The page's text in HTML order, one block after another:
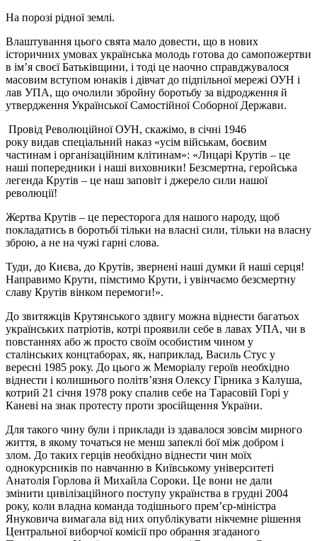
На порозі рідної землі.
Влаштування цього свята мало довести, що в нових
історичних умовах українська молодь готова до самопожертви
в ім’я своєї Батьківщини, і тоді це наочно справджувалося
масовим вступом юнаків і дівчат до підпільної мережі ОУН і
лав УПА, що очолили збройну боротьбу за відродження й
утвердження Української Самостійної Соборної Держави.
Провід Революційної ОУН, скажімо, в січні 1946
року видав спеціальний наказ «усім військам, боєвим
частинам і організаційним клітинам»: «Лицарі Крутів – це
наші попередники і наші виховники! Безсмертна, геройська
легенда Крутів – це наш заповіт і джерело сили нашої
революції!
Жертва Крутів – це пересторога для нашого народу, щоб
покладатись в боротьбі тільки на власні сили, тільки на власну
зброю, а не на чужі гарні слова.
Туди, до Києва, до Крутів, звернені наші думки й наші серця!
Направимо Крути, пімстимо Крути, і увінчаємо безсмертну
славу Крутів вінком перемоги!».
До звитяжців Крутянського здвигу можна віднести багатьох
українських патріотів, котрі проявили себе в лавах УПА, чи в
повстаннях або ж просто своїм особистим чином у
сталінських концтаборах, як, наприклад, Василь Стус у
вересні 1985 року. До цього ж Меморіалу героїв необхідно
віднести і колишнього політв’язня Олексу Гірника з Калуша,
котрий 21 січня 1978 року спалив себе на Тарасовій Горі у
Каневі на знак протесту проти зросійщення України.
Для такого чину були і приклади із здавалося зовсім мирного
життя, в якому точаться не менш запеклі бої між добром і
злом. До таких герців необхідно віднести чин моїх
однокурсників по навчанню в Київському університеті
Анатолія Горлова й Михайла Сороки. Це вони не дали
змінити цивілізаційного поступу українства в грудні 2004
року, коли владна команда тодішнього прем’єр-міністра
Януковича вимагала від них опублікувати нікчемне рішення
Центральної виборчої комісії про обрання згаданого